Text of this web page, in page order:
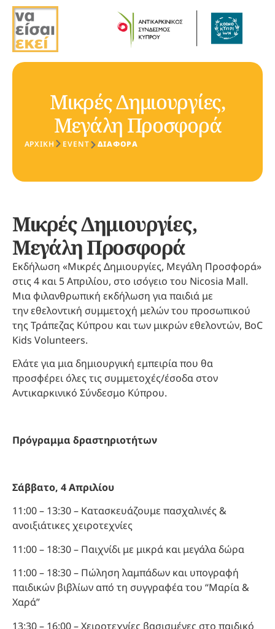
Μικρές Δημιουργίες,
Μεγάλη Προσφορά
ΑΡΧΙΚΗ EVENT ΔΙΆΦΟΡΑ
Εκδήλωση «Μικρές Δημιουργίες, Μεγάλη Προσφορά»
στις 4 και 5 Απριλίου, στο ισόγειο του Nicosia Mall.
Μια φιλανθρωπική εκδήλωση για παιδιά με
την εθελοντική συμμετοχή μελών του προσωπικού
της Τράπεζας Κύπρου και των μικρών εθελοντών, BoC
Kids Volunteers.
Ελάτε για μια δημιουργική εμπειρία που θα
προσφέρει όλες τις συμμετοχές/έσοδα στον
Αντικαρκινικό Σύνδεσμο Κύπρου.
Πρόγραμμα δραστηριοτήτων
Σάββατο, 4 Απριλίου
11:00 – 13:30 – Κατασκευάζουμε πασχαλινές &
ανοιξιάτικες χειροτεχνίες
11:00 – 18:30 – Παιχνίδι με μικρά και μεγάλα δώρα
11:00 – 18:30 – Πώληση λαμπάδων και υπογραφή
παιδικών βιβλίων από τη συγγραφέα του “Μαρία &
Χαρά”
13:30 – 16:00 – Χειροτεχνίες βασισμένες στο παιδικό
Μικρές Δημιουργίες,
Μεγάλη Προσφορά